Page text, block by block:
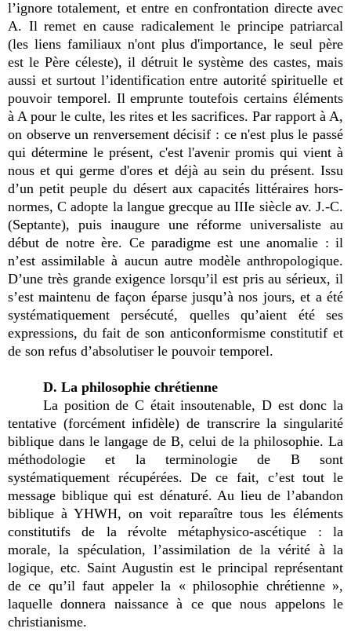
l’ignore totalement, et entre en confrontation directe avec
A. Il remet en cause radicalement le principe patriarcal
(les liens familiaux n'ont plus d'importance, le seul père
est le Père céleste), il détruit le système des castes, mais
aussi et surtout l’identification entre autorité spirituelle et
pouvoir temporel. Il emprunte toutefois certains éléments
à A pour le culte, les rites et les sacrifices. Par rapport à A,
on observe un renversement décisif : ce n'est plus le passé
qui détermine le présent, c'est l'avenir promis qui vient à
nous et qui germe d'ores et déjà au sein du présent. Issu
d’un petit peuple du désert aux capacités littéraires hors-
normes, C adopte la langue grecque au IIIe siècle av. J.-C.
(Septante), puis inaugure une réforme universaliste au
début de notre ère. Ce paradigme est une anomalie : il
n’est assimilable à aucun autre modèle anthropologique.
D’une très grande exigence lorsqu’il est pris au sérieux, il
s’est maintenu de façon éparse jusqu’à nos jours, et a été
systématiquement persécuté, quelles qu’aient été ses
expressions, du fait de son anticonformisme constitutif et
de son refus d’absolutiser le pouvoir temporel.
D. La philosophie chrétienne
La position de C était insoutenable, D est donc la
tentative (forcément infidèle) de transcrire la singularité
biblique dans le langage de B, celui de la philosophie. La
méthodologie et la terminologie de B sont
systématiquement récupérées. De ce fait, c’est tout le
message biblique qui est dénaturé. Au lieu de l’abandon
biblique à YHWH, on voit reparaître tous les éléments
constitutifs de la révolte métaphysico-ascétique : la
morale, la spéculation, l’assimilation de la vérité à la
logique, etc. Saint Augustin est le principal représentant
de ce qu’il faut appeler la « philosophie chrétienne »,
laquelle donnera naissance à ce que nous appelons le
christianisme.